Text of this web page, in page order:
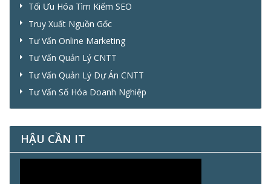
Tối Ưu Hóa Tìm Kiếm SEO
Truy Xuất Nguồn Gốc
Tư Vấn Online Marketing
Tư Vấn Quản Lý CNTT
Tư Vấn Quản Lý Dự Án CNTT
Tư Vấn Số Hóa Doanh Nghiệp
HẬU CẦN IT